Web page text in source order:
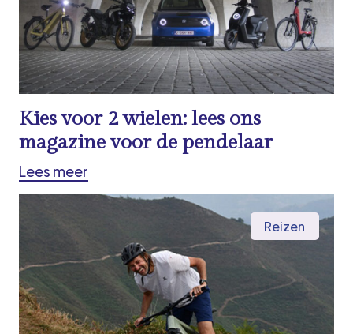
Kies voor 2 wielen: lees ons
magazine voor de pendelaar
Lees meer
Reizen